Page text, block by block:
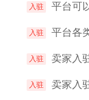
入驻 平台可
入驻 平台各
入驻 卖家入
入驻 卖家入